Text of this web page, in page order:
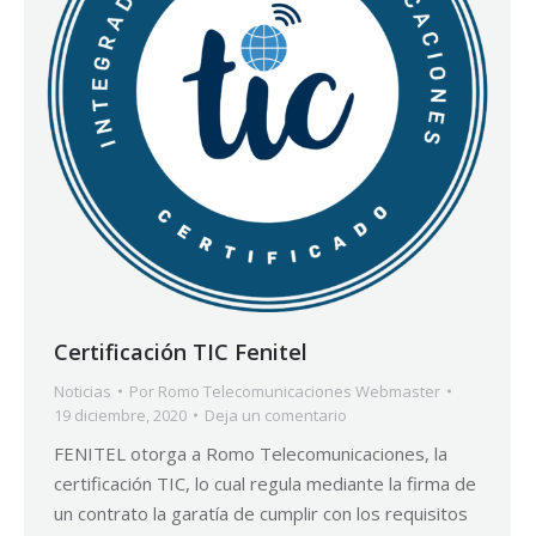
Certificación TIC Fenitel
Noticias Por Romo Telecomunicaciones Webmaster
19 diciembre, 2020
Deja un comentario
FENITEL otorga a Romo Telecomunicaciones, la
certificación TIC, lo cual regula mediante la firma de
un contrato la garatía de cumplir con los requisitos